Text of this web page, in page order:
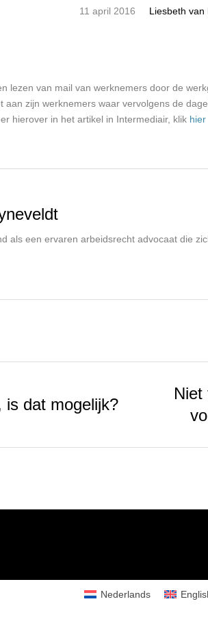
11 april 2016 Liesbeth van
lezen van mail van werknemers door de
zijn werknemers waar vervolgens de
hierover in het artikel in Intermediair, klik hier
als een ervaren arbeidsrecht advocaat die
is dat mogelijk?
Niet
Nederlands